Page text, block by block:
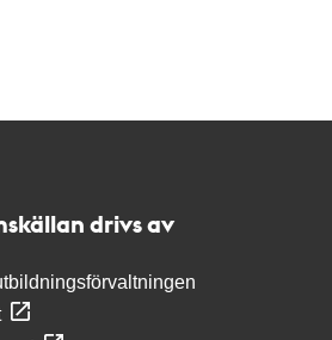
drivs av